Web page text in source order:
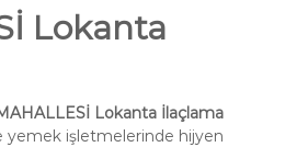
Lokanta
Lokanta İlaçlama
yemek işletmelerinde hijyen